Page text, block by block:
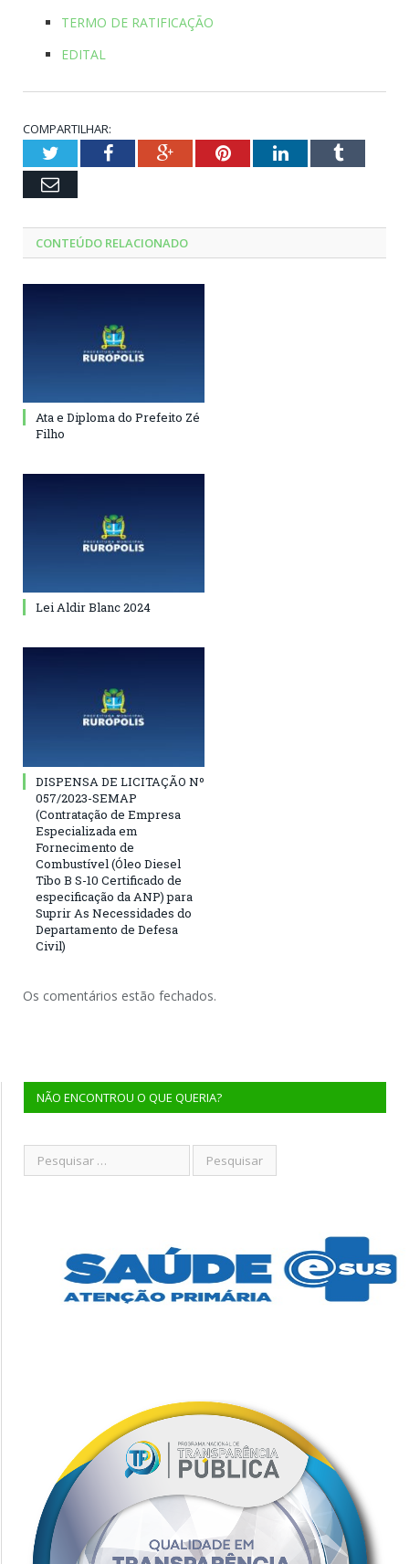
TERMO DE RATIFICAÇÃO
EDITAL
COMPARTILHAR:
TwitterFacebookGoogle+PinterestLinkedInTumblr
Email
CONTEÚDO RELACIONADO
Ata e Diploma do Prefeito Zé
Filho
Lei Aldir Blanc 2024
DISPENSA DE LICITAÇÃO Nº
057/2023-SEMAP
(Contratação de Empresa
Especializada em
Fornecimento de
Combustível (Óleo Diesel
Tibo B S-10 Certificado de
especificação da ANP) para
Suprir As Necessidades do
Departamento de Defesa
Civil)
Os comentários estão fechados.
NÃO ENCONTROU O QUE QUERIA?